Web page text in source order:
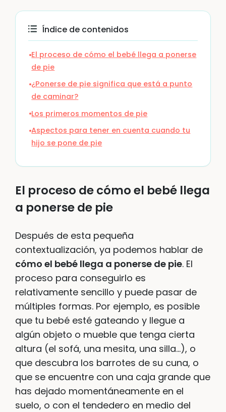
Índice de contenidos
El proceso de cómo el bebé llega a ponerse
de pie
¿Ponerse de pie significa que está a punto
de caminar?
Los primeros momentos de pie
Aspectos para tener en cuenta cuando tu
hijo se pone de pie
El proceso de cómo el bebé llega
a ponerse de pie
Después de esta pequeña
contextualización, ya podemos hablar de
cómo el bebé llega a ponerse de pie. El
proceso para conseguirlo es
relativamente sencillo y puede pasar de
múltiples formas. Por ejemplo, es posible
que tu bebé esté gateando y llegue a
algún objeto o mueble que tenga cierta
altura (el sofá, una mesita, una silla…), o
que descubra los barrotes de su cuna, o
que se encuentre con una caja grande que
has dejado momentáneamente en el
suelo, o con el tendedero en medio del